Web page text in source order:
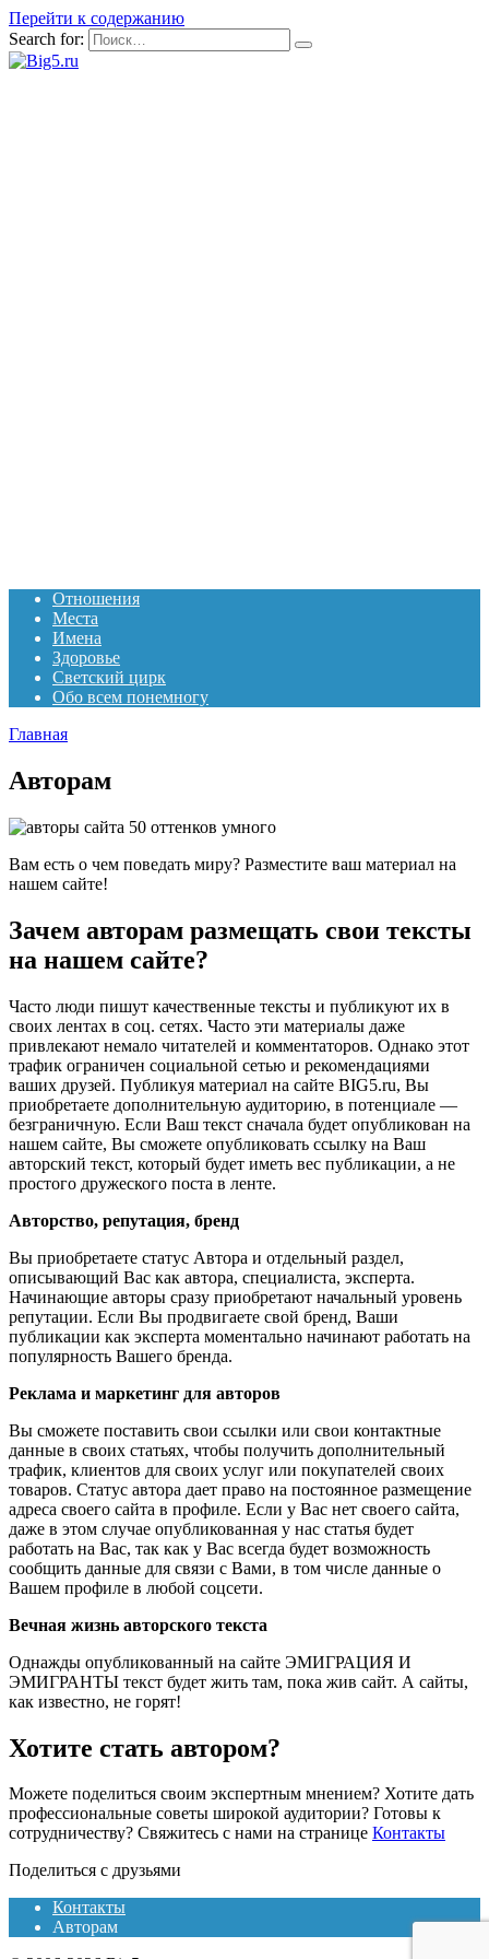
Перейти к содержанию
Search for:
Отношения
Места
Имена
Здоровье
Светский цирк
Обо всем понемногу
Главная
Авторам
Вам есть о чем поведать миру? Разместите ваш материал на
нашем сайте!
Зачем авторам размещать свои тексты
на нашем сайте?
Часто люди пишут качественные тексты и публикуют их в
своих лентах в соц. сетях. Часто эти материалы даже
привлекают немало читателей и комментаторов. Однако этот
трафик ограничен социальной сетью и рекомендациями
ваших друзей. Публикуя материал на сайте BIG5.ru, Вы
приобретаете дополнительную аудиторию, в потенциале —
безграничную. Если Ваш текст сначала будет опубликован на
нашем сайте, Вы сможете опубликовать ссылку на Ваш
авторский текст, который будет иметь вес публикации, а не
простого дружеского поста в ленте.
Авторство, репутация, бренд
Вы приобретаете статус Автора и отдельный раздел,
описывающий Вас как автора, специалиста, эксперта.
Начинающие авторы сразу приобретают начальный уровень
репутации. Если Вы продвигаете свой бренд, Ваши
публикации как эксперта моментально начинают работать на
популярность Вашего бренда.
Реклама и маркетинг для авторов
Вы сможете поставить свои ссылки или свои контактные
данные в своих статьях, чтобы получить дополнительный
трафик, клиентов для своих услуг или покупателей своих
товаров. Статус автора дает право на постоянное размещение
адреса своего сайта в профиле. Если у Вас нет своего сайта,
даже в этом случае опубликованная у нас статья будет
работать на Вас, так как у Вас всегда будет возможность
сообщить данные для связи с Вами, в том числе данные о
Вашем профиле в любой соцсети.
Вечная жизнь авторского текста
Однажды опубликованный на сайте ЭМИГРАЦИЯ И
ЭМИГРАНТЫ текст будет жить там, пока жив сайт. А сайты,
как известно, не горят!
Хотите стать автором?
Можете поделиться своим экспертным мнением? Хотите дать
профессиональные советы широкой аудитории? Готовы к
сотрудничеству? Свяжитесь с нами на странице Контакты
Поделиться с друзьями
Контакты
Авторам